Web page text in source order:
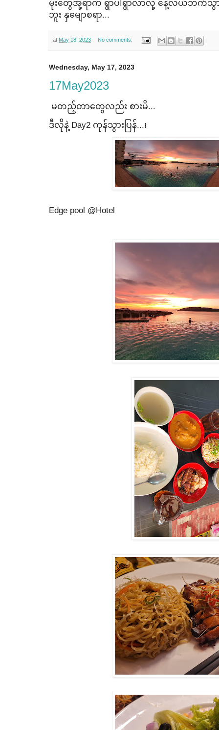
မိုး​တွေအုံ့ရာက ရွာပါရွာလာလို့ ​နေ့လယ်ဘက်သွာ
ဘူး နှ​မျောစရာ...
at May 18, 2023 No comments:
Wednesday, May 17, 2023
17May2023
မတည့်တာ​တွေလည်း စားမိ...
ဒီလိုနဲ့ Day2 ကုန်သွားပြန်...၊
Edge pool @Hotel